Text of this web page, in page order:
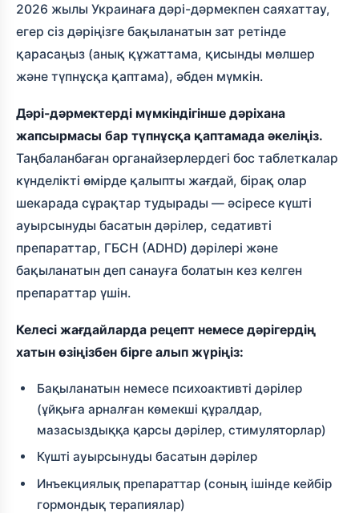
2026 жылы Украинаға дәрі-дәрмекпен саяхаттау,
егер сіз дәріңізге бақыланатын зат ретінде
қарасаңыз (анық құжаттама, қисынды мөлшер
және түпнұсқа қаптама), әбден мүмкін.
Дәрі-дәрмектерді мүмкіндігінше дәріхана
жапсырмасы бар түпнұсқа қаптамада әкеліңіз.
Таңбаланбаған органайзерлердегі бос таблеткалар
күнделікті өмірде қалыпты жағдай, бірақ олар
шекарада сұрақтар тудырады — әсіресе күшті
ауырсынуды басатын дәрілер, седативті
препараттар, ГБСН (ADHD) дәрілері және
бақыланатын деп санауға болатын кез келген
препараттар үшін.
Келесі жағдайларда рецепт немесе дәрігердің
хатын өзіңізбен бірге алып жүріңіз:
Бақыланатын немесе психоактивті дәрілер
(ұйқыға арналған көмекші құралдар,
мазасыздыққа қарсы дәрілер, стимуляторлар)
Күшті ауырсынуды басатын дәрілер
Инъекциялық препараттар (соның ішінде кейбір
гормондық терапиялар)